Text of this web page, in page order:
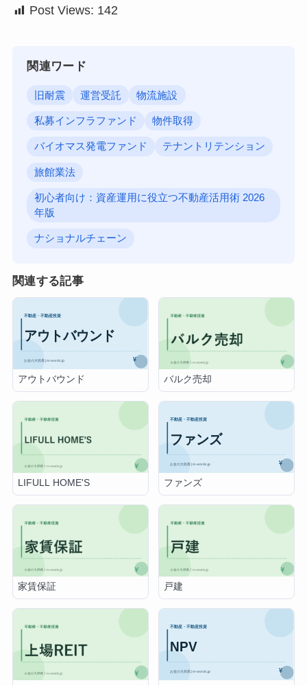
Post Views: 142
関連ワード
旧耐震 運営受託 物流施設
私募インフラファンド 物件取得
バイオマス発電ファンド テナントリテンション
旅館業法
初心者向け：資産運用に役立つ不動産活用術 2026
年版
ナショナルチェーン
関連する記事
アウトバウンド バルク売却
LIFULL HOME'S ファンズ
家賃保証 戸建